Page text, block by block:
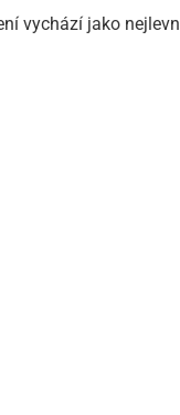
vychází jako